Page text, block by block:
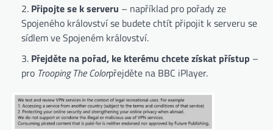
Připojte se k serveru – například pro pořady ze
Spojeného království se budete chtít připojit k serveru se
sídlem ve Spojeném království.
Přejděte na pořad, ke kterému chcete získat přístup –
pro Trooping The Colorpřejděte na BBC iPlayer.